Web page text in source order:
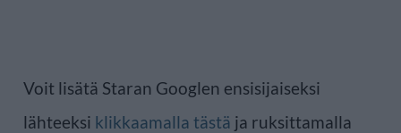
Voit lisätä Staran Googlen ensisijaiseksi
lähteeksi klikkaamalla tästä ja ruksittamalla